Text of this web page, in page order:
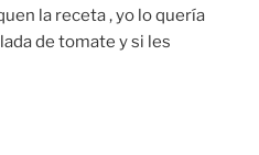
la receta , yo lo quería
de tomate y si les